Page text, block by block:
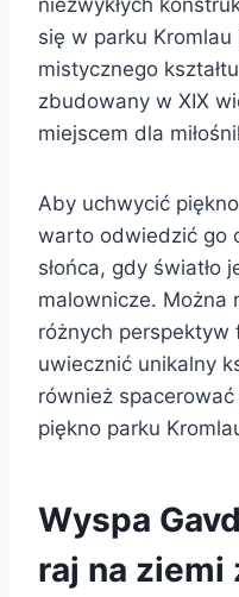
się w parku
mistycznego
zbudowany w XIX
miejscem dla
Aby uchwycić
warto odwiedzić go
słońca, gdy światło
malownicze. Można
różnych
uwiecznić unikalny
również
piękno parku
Wyspa
raj na ziemi